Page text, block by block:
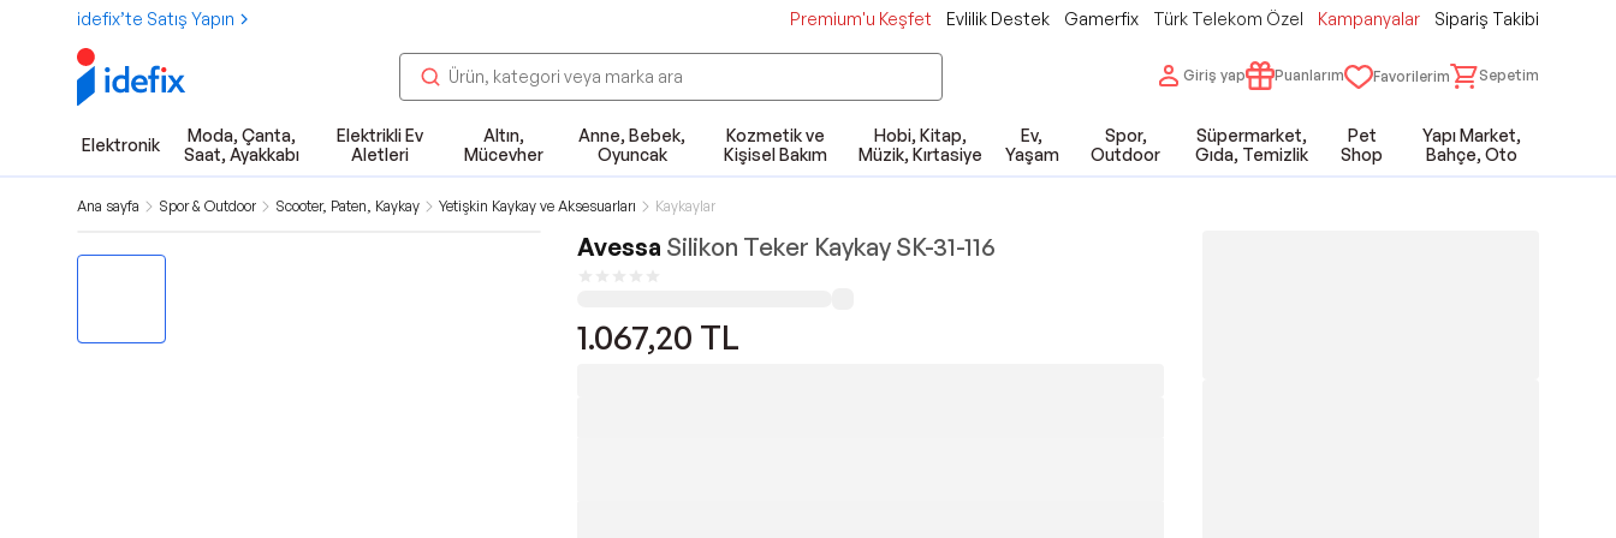
idefix’te Satış Yapın Premium'u Keşfet Evlilik Destek Gamerfix Türk Telekom Özel Kampanyalar Sipariş Takibi
Giriş yap Puanlarım Favorilerim Sepetim
Elektronik
Moda, Çanta,
Saat, Ayakkabı
Elektrikli Ev
Aletleri
Altın,
Mücevher
Anne, Bebek,
Oyuncak
Kozmetik ve
Kişisel Bakım
Hobi, Kitap,
Müzik, Kırtasiye
Ev,
Yaşam
Spor,
Outdoor
Süpermarket,
Gıda, Temizlik
Pet
Shop
Yapı Market,
Bahçe, Oto
Ana sayfa Spor & Outdoor Scooter, Paten, Kaykay Yetişkin Kaykay ve Aksesuarları Kaykaylar
Avessa Silikon Teker Kaykay SK-31-116
1.067,20 TL